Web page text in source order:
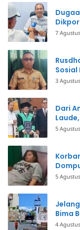
7
Sosial
3
Dari
5
5
Bima
4